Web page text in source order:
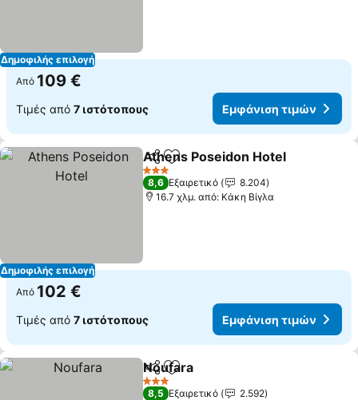
Δημοφιλής επιλογή
Από 109 €
Τιμές από 7 ιστότοπους Εμφάνιση τιμών
Δημοφιλής επιλογή
Κοινοποίηση
Προσθήκη στα αγαπημένα
Athens Poseidon Hotel
3 Αστέρια
8,6 Εξαιρετικό
8.204
16.7 χλμ. από: Κάκη Βίγλα
Από 102 €
Τιμές από 7 ιστότοπους Εμφάνιση τιμών
Κοινοποίηση
Προσθήκη στα αγαπημένα
Noufara
3 Αστέρια
8,5 Εξαιρετικό
2.592